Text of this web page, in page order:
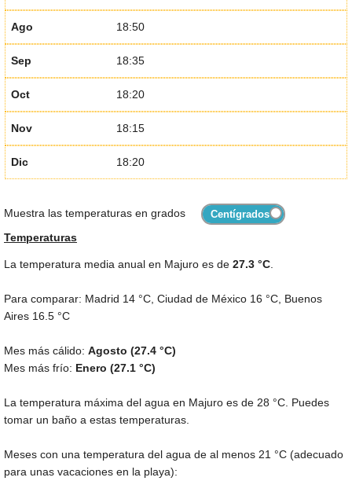
Ago 18:50
Sep 18:35
Oct 18:20
Nov 18:15
Dic 18:20
Muestra las temperaturas en grados
Temperaturas
La temperatura media anual en Majuro es de 27.3 °C
Para comparar: Madrid 14 °C , Ciudad de México 16 °C , Buenos
Aires 16.5 °C
Mes más cálido: Agosto (27.4 °C)
Mes más frío: Enero (27.1 °C)
La temperatura máxima del agua en Majuro es de 28 °C . Puedes
tomar un baño a estas temperaturas.
Meses con una temperatura del agua de al menos 21 °C (adecuado
para unas vacaciones en la playa):